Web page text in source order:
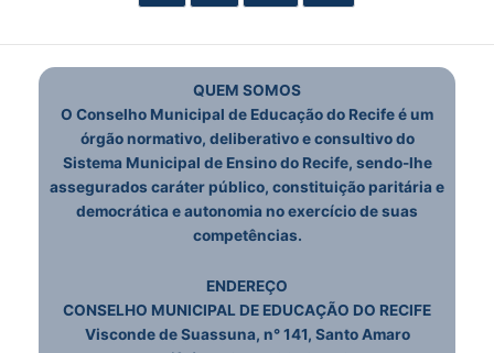
QUEM SOMOS
O Conselho Municipal de Educação do Recife é um
órgão normativo, deliberativo e consultivo do
Sistema Municipal de Ensino do Recife, sendo-lhe
assegurados caráter público, constituição paritária e
democrática e autonomia no exercício de suas
competências.
ENDEREÇO
CONSELHO MUNICIPAL DE EDUCAÇÃO DO RECIFE
Visconde de Suassuna, n° 141, Santo Amaro